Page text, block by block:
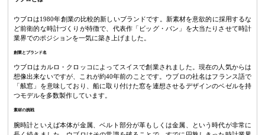
ウブロは1980年創業の比較的新しいブランドです。新素材を意欲的に採用するな
ど前衛的な時計づくりが特徴で、代表作「ビッグ・バン」を大当たりさせて時計
業界でのポジションを一気に築き上げました。
創業とブランド名
ウブロはカルロ・クロッコによってスイスで創業されました。現在の人気からは
想像出来ないですが、これが約40年前のことです。ウブロの社名はフランス語で
「舷窓」を意味しており、船に取り付けた窓を連想させるデザインのベゼルを持
つモデルを多数製作しています。
素材の挑戦
腕時計といえば本体が金属、ベルト部分が革もしくは金属、という時代が非常に